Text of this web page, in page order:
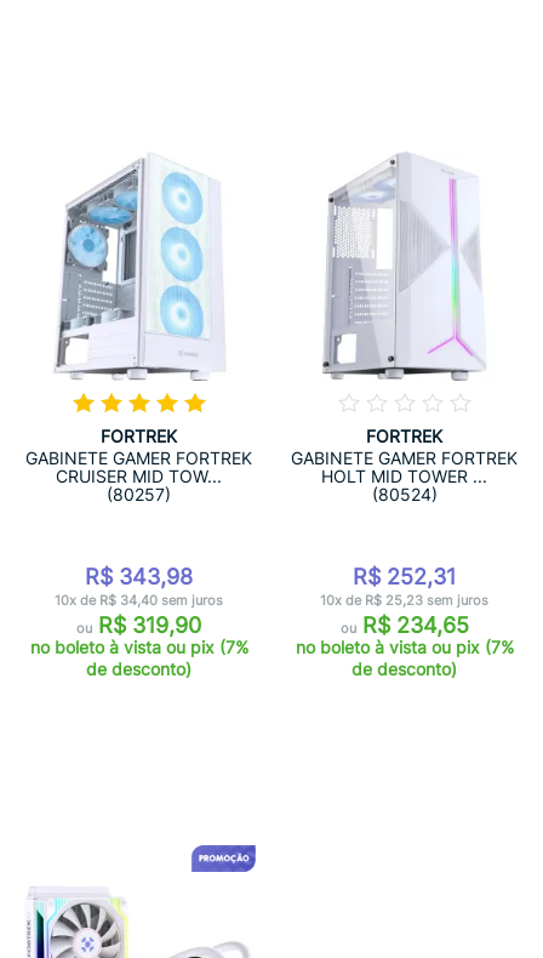
FORTREK
GABINETE GAMER FORTREK
CRUISER MID TOW...
(80257)
R$ 343,98
10x de R$ 34,40 sem juros
ou R$ 319,90
no boleto à vista ou pix (7%
de desconto)
FORTREK
GABINETE GAMER FORTREK
HOLT MID TOWER ...
(80524)
R$ 252,31
10x de R$ 25,23 sem juros
ouR$ 234,65
no boleto à vista ou pix (7%
de desconto)